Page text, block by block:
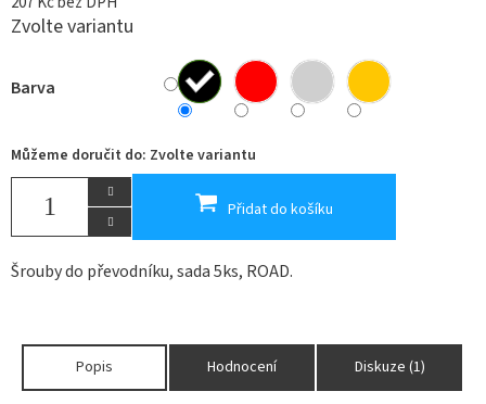
Zvolte variantu
Barva
Můžeme doručit do: Zvolte variantu
Přidat do košíku
Šrouby do převodníku, sada 5ks, ROAD.
Popis Hodnocení Diskuze (1)